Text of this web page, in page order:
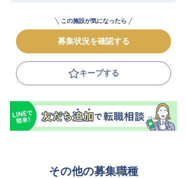
この施設が気になったら
募集状況を確認する
キープする
その他の募集職種